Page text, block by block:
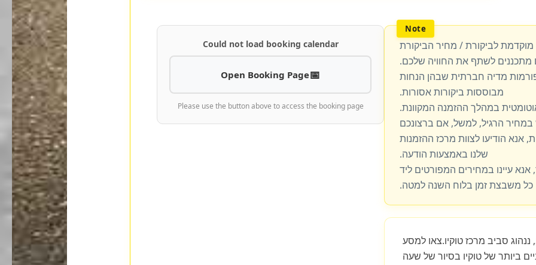
לביקורת / מחיר הביקורת
לשתף את החוויה שלכם.
מדיה חברתית שבהן הנחות
מבוססות ביקורות אסורות.
במהלך ההזמנה המקוונת.
הרגיל, למשל, אם ברצונכם
אנא הודיעו לצוות מרכז ההזמנות
שלנו באמצעות הודעה.
עיינו במחירים המפורטים ליד
כל משבצת זמן בלוח השנה למטה.
כחצי שעה. במסלול זה S-S, ננהוג סביב מרכז טוקיו.צאו למסע
ביותר של טוקיו בסיור של שעה
Could not load booking calendar
Open Booking Page
Please use the button above to access the booking page